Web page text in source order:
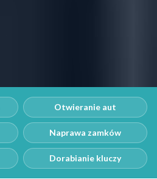
Otwieranie aut
Naprawa zamków
Dorabianie kluczy